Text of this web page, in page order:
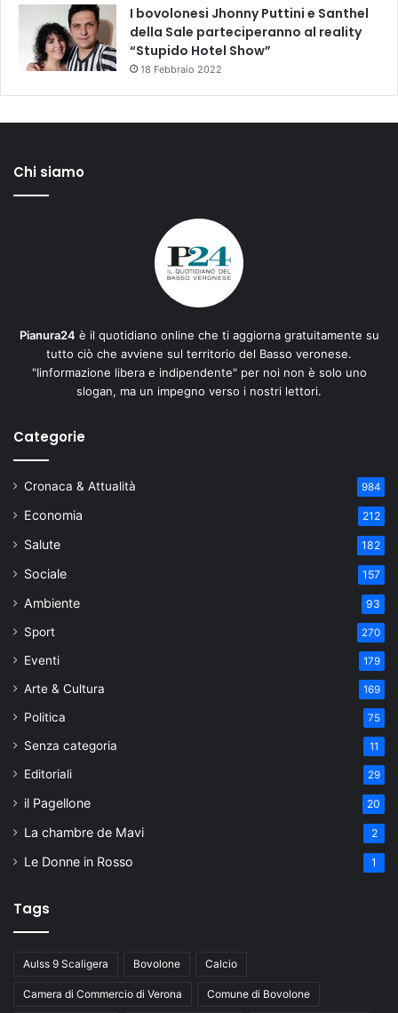
I bovolonesi Jhonny Puttini e Santhel
della Sale parteciperanno al reality
“Stupido Hotel Show”
18 Febbraio 2022
Chi siamo
Pianura24 è il quotidiano online che ti aggiorna gratuitamente su
tutto ciò che avviene sul territorio del Basso veronese.
"Iinformazione libera e indipendente" per noi non è solo uno
slogan, ma un impegno verso i nostri lettori.
Categorie
Cronaca & Attualità 984
Economia 212
Salute 182
Sociale 157
Ambiente 93
Sport 270
Eventi 179
Arte & Cultura 169
Politica 75
Senza categoria 11
Editoriali 29
il Pagellone 20
La chambre de Mavi 2
Le Donne in Rosso 1
Tags
Aulss 9 Scaligera Bovolone Calcio
Camera di Commercio di Verona Comune di Bovolone